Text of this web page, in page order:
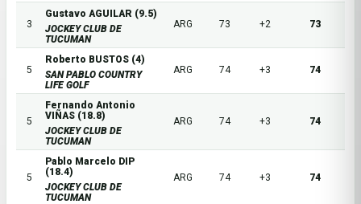
3
Gustavo AGUILAR (9.5)
JOCKEY CLUB DE
TUCUMAN
ARG 73 +2 73
5
Roberto BUSTOS (4)
SAN PABLO COUNTRY
LIFE GOLF
ARG 74 +3 74
5
Fernando Antonio
VIÑAS (18.8)
JOCKEY CLUB DE
TUCUMAN
ARG 74 +3 74
5
Pablo Marcelo DIP
(18.4)
JOCKEY CLUB DE
TUCUMAN
ARG 74 +3 74